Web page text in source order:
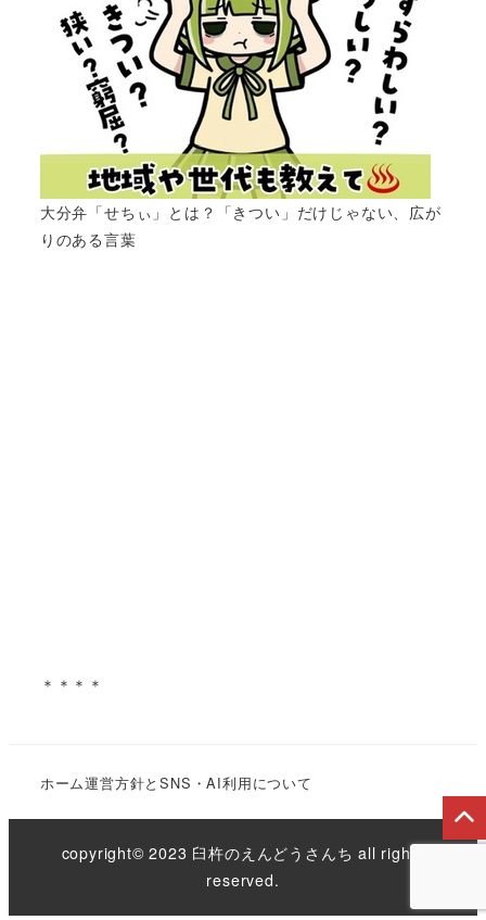
大分弁「せちぃ」とは？「きつい」だけじゃない、広が
りのある言葉
＊＊＊＊
ホーム運営方針とSNS・AI利用について
copyright© 2023 臼杵のえんどうさんち all rights
reserved.